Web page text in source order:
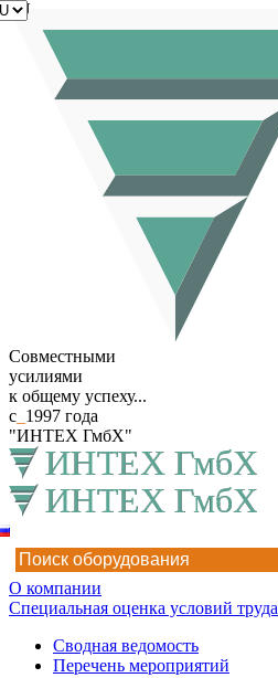
Совместными
усилиями
к общему успеху...
с 1997 года
"ИНТЕХ ГмбХ"
RU
О компании
Специальная оценка условий труда
Сводная ведомость
Перечень мероприятий